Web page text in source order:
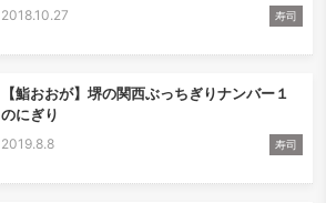
2018.10.27 寿司
【鮨おおが】堺の関西ぶっちぎりナンバー１
のにぎり
2019.8.8 寿司